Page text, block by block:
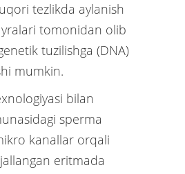
tezlikda aylanish
tomonidan olib
tuzilishga (DNA)
mumkin.
bilan
sperma
kanallar orqali
eritmada